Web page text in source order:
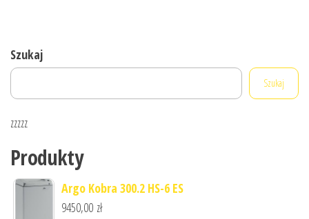
Szukaj
Szukaj
zzzzz
Produkty
Argo Kobra 300.2 HS-6 ES
9450,00 zł